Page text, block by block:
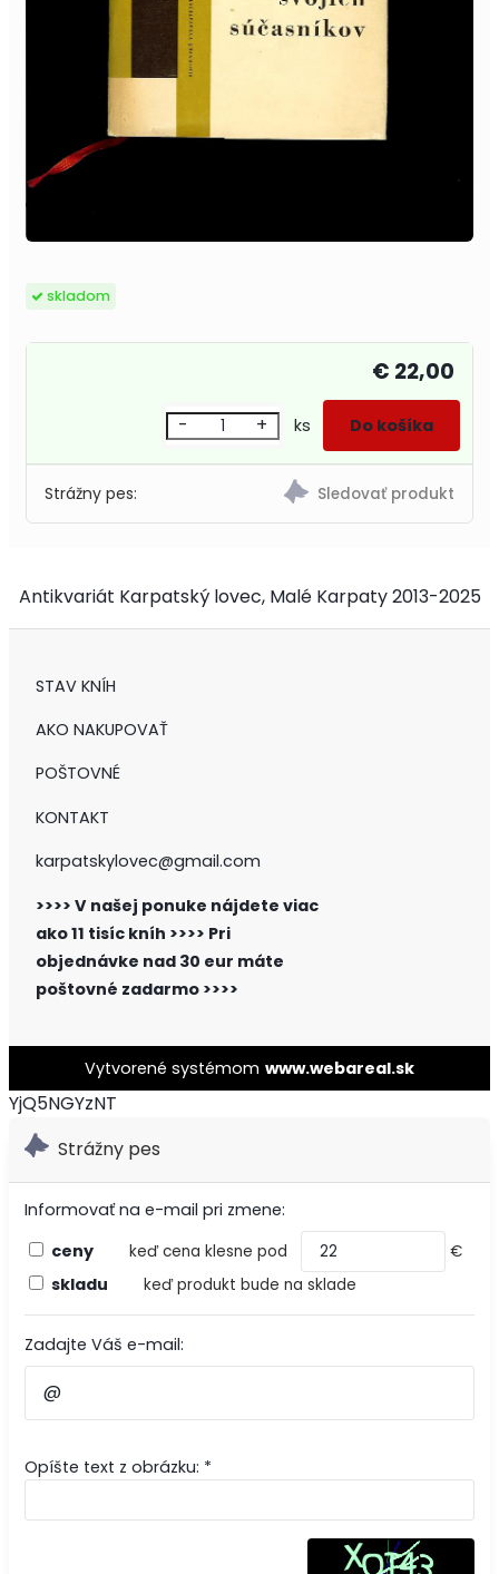
skladom
€ 22,00
Strážny pes:
- + ks
Antikvariát Karpatský lovec, Malé Karpaty 2013-2025
STAV KNÍH
AKO NAKUPOVAŤ
POŠTOVNÉ
KONTAKT
karpatskylovec@gmail.com
>>>> V našej ponuke nájdete viac
ako 11 tisíc kníh >>>> Pri
objednávke nad 30 eur máte
poštovné zadarmo >>>>
Vytvorené systémom www.webareal.sk
YjQ5NGYzNT
Strážny pes
Informovať na e-mail pri zmene:
ceny
keď cena klesne pod €
skladu keď produkt bude na sklade
Zadajte Váš e-mail:
Opíšte text z obrázku: *